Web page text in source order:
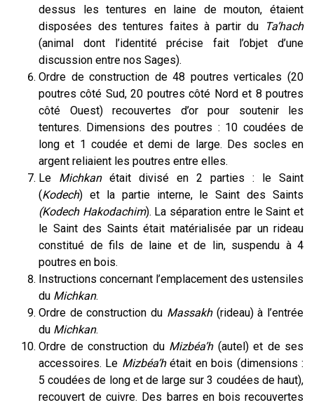
dessus les tentures en laine de mouton, étaient
disposées des tentures faites à partir du
Ta’hach
(animal dont l’identité précise fait l’objet d’une
discussion entre nos Sages).
Ordre de construction de 48 poutres verticales (20
poutres côté Sud, 20 poutres côté Nord et 8 poutres
côté Ouest) recouvertes d’or pour soutenir les
tentures. Dimensions des poutres : 10 coudées de
long et 1 coudée et demi de large. Des socles en
argent reliaient les poutres entre elles.
Le Michkanétait divisé en 2 parties : le Saint
(Kodech) et la partie interne, le Saint des Saints
(Kodech Hakodachim). La séparation entre le Saint et
le Saint des Saints était matérialisée par un rideau
constitué de fils de laine et de lin, suspendu à 4
poutres en bois.
Instructions concernant l’emplacement des ustensiles
du Michkan.
Ordre de construction du Massakh(rideau) à l’entrée
du Michkan.
Ordre de construction du Mizbéa’h(autel) et de ses
accessoires. Le Mizbéa’hétait en bois (dimensions :
5 coudées de long et de large sur 3 coudées de haut),
recouvert de cuivre. Des barres en bois recouvertes